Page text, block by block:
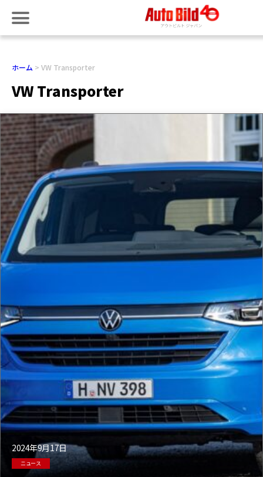
ホーム VW Transporter
VW Transporter
2024年9月17日
ニュース